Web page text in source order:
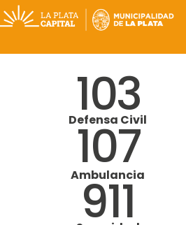
103
Defensa Civil
107
Ambulancia
911